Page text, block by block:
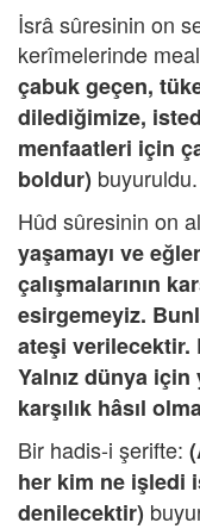
İsrâ sûresinin on
kerîmelerinde
çabuk geçen,
dilediğimize,
menfaatleri için
boldur) buyuruldu.
Hûd sûresinin on
yaşamayı ve
çalışmalarının
esirgemeyiz.
ateşi verilecektir.
Yalnız dünya
karşılık hâsıl
Bir hadis-i şerifte:
her kim ne işledi
denilecektir)